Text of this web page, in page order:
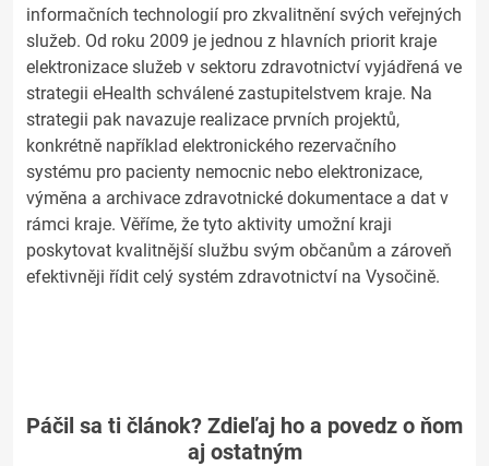
informačních technologií pro zkvalitnění svých veřejných
služeb. Od roku 2009 je jednou z hlavních priorit kraje
elektronizace služeb v sektoru zdravotnictví vyjádřená ve
strategii eHealth schválené zastupitelstvem kraje. Na
strategii pak navazuje realizace prvních projektů,
konkrétně například elektronického rezervačního
systému pro pacienty nemocnic nebo elektronizace,
výměna a archivace zdravotnické dokumentace a dat v
rámci kraje. Věříme, že tyto aktivity umožní kraji
poskytovat kvalitnější službu svým občanům a zároveň
efektivněji řídit celý systém zdravotnictví na Vysočině.
Páčil sa ti článok? Zdieľaj ho a povedz o ňom
aj ostatným